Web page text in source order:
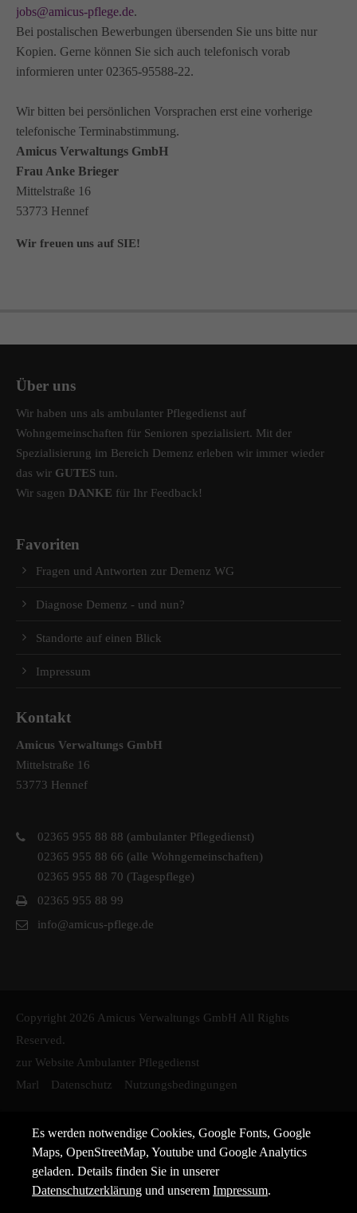
jobs@amicus-pflege.de.
Bei postalischen Bewerbungen übersenden Sie uns bitte nur
Kopien. Gerne können Sie sich auch telefonisch vorab
informieren unter 02365-95588-22.
Wir bitten bei persönlichen Vorsprachen erst eine vorherige
telefonische Terminabstimmung.
Amicus Verwaltungs GmbH
Frau Anke Brieger
Mittelstraße 16
53773 Hennef
Wir freuen uns auf SIE!
Über uns
Wir haben uns als ambulanter Pflegedienst auf
Wohngemeinschaften für Senioren spezialisiert. Mit der
Spezialisierung im Bereich Demenz erleben wir immer wieder
das wir GUTES tun.
Wir sagen DANKE für Ihr Feedback!
Favoriten
Fragen und Antworten zur Demenz WG
Diagnose Demenz - und nun?
Standorte auf einen Blick
Impressum
Kontakt
Amicus Verwaltungs GmbH
Mittelstraße 16
53773 Hennef
02365 955 88 88 (ambulanter Pflegedienst)
02365 955 88 66 (alle Wohngemeinschaften)
02365 955 88 70 (Tagespflege)
02365 955 88 99
info@amicus-pflege.de
Copyright 2026 Amicus Verwaltungs GmbH All Rights
Reserved.
zur Website Ambulanter Pflegedienst
Marl
Datenschutz Nutzungsbedingungen
Es werden notwendige Cookies, Google Fonts, Google
Maps, OpenStreetMap, Youtube und Google Analytics
geladen. Details finden Sie in unserer
Datenschutzerklärung und unseremImpressum.